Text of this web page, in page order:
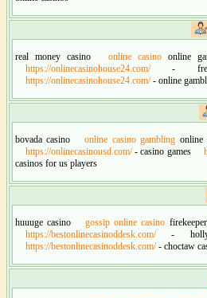
real money casino online casinoonline
https://onlinecasinohouse24.com/- free
https://onlinecasinohouse24.com/- online
bovada casino online casino gambling online
https://onlinecasinousd.com/- casino games
casinos for us players
huuuge casino gossip online casino
https://bestonlinecasinoddesk.com/-
https://bestonlinecasinoddesk.com/- choctaw